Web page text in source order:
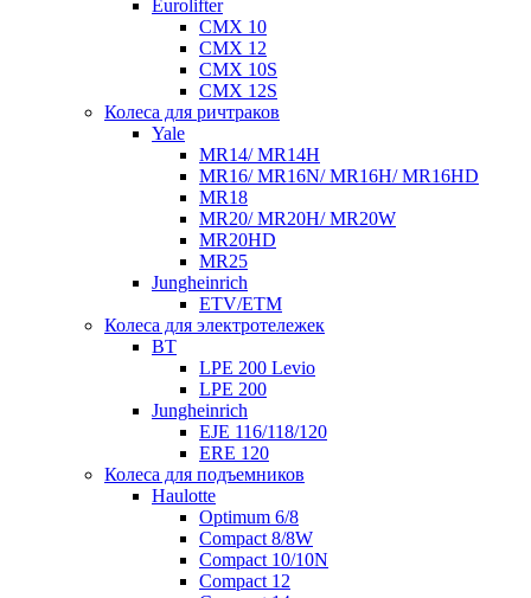
Eurolifter
CMX 10
CMX 12
CMX 10S
CMX 12S
Колеса для ричтраков
Yale
MR14/ MR14H
MR16/ MR16N/ MR16H/ MR16HD
MR18
MR20/ MR20H/ MR20W
MR20HD
MR25
Jungheinrich
ETV/ETM
Колеса для электротележек
BT
LPE 200 Levio
LPE 200
Jungheinrich
EJE 116/118/120
ERE 120
Колеса для подъемников
Haulotte
Optimum 6/8
Compact 8/8W
Compact 10/10N
Compact 12